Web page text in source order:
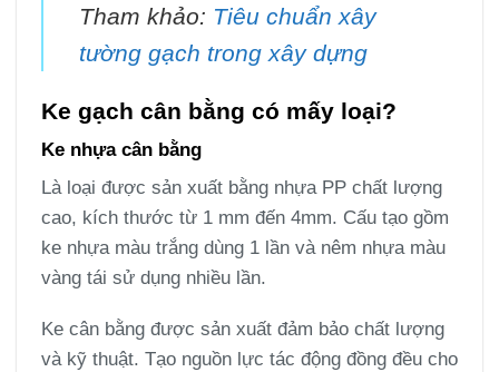
Tham khảo: Tiêu chuẩn xây
tường gạch trong xây dựng
Ke gạch cân bằng có mấy loại?
Ke nhựa cân bằng
Là loại được sản xuất bằng nhựa PP chất lượng
cao, kích thước từ 1 mm đến 4mm. Cấu tạo gồm
ke nhựa màu trắng dùng 1 lần và nêm nhựa màu
vàng tái sử dụng nhiều lần.
Ke cân bằng được sản xuất đảm bảo chất lượng
và kỹ thuật. Tạo nguồn lực tác động đồng đều cho